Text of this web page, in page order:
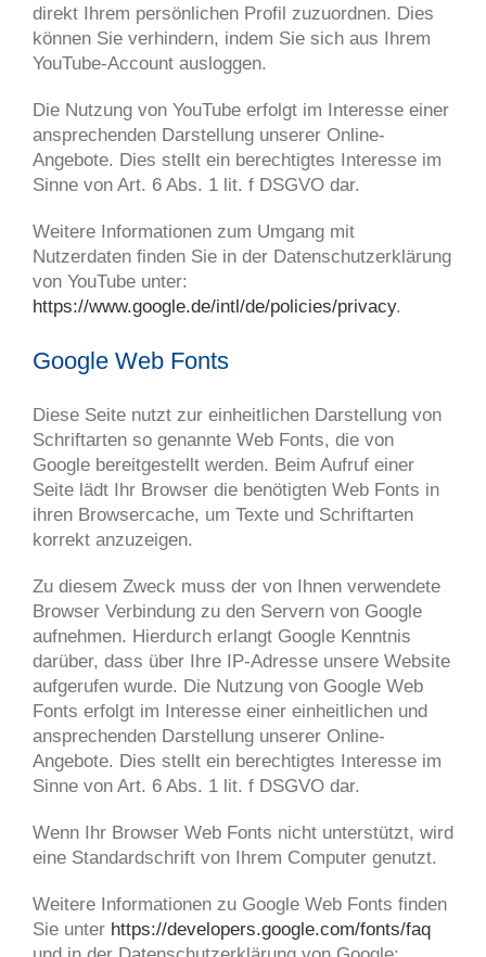
direkt Ihrem persönlichen Profil zuzuordnen. Dies
können Sie verhindern, indem Sie sich aus Ihrem
YouTube-Account ausloggen.
Die Nutzung von YouTube erfolgt im Interesse einer
ansprechenden Darstellung unserer Online-
Angebote. Dies stellt ein berechtigtes Interesse im
Sinne von Art. 6 Abs. 1 lit. f DSGVO dar.
Weitere Informationen zum Umgang mit
Nutzerdaten finden Sie in der Datenschutzerklärung
von YouTube unter:
https://www.google.de/intl/de/policies/privacy.
Google Web Fonts
Diese Seite nutzt zur einheitlichen Darstellung von
Schriftarten so genannte Web Fonts, die von
Google bereitgestellt werden. Beim Aufruf einer
Seite lädt Ihr Browser die benötigten Web Fonts in
ihren Browsercache, um Texte und Schriftarten
korrekt anzuzeigen.
Zu diesem Zweck muss der von Ihnen verwendete
Browser Verbindung zu den Servern von Google
aufnehmen. Hierdurch erlangt Google Kenntnis
darüber, dass über Ihre IP-Adresse unsere Website
aufgerufen wurde. Die Nutzung von Google Web
Fonts erfolgt im Interesse einer einheitlichen und
ansprechenden Darstellung unserer Online-
Angebote. Dies stellt ein berechtigtes Interesse im
Sinne von Art. 6 Abs. 1 lit. f DSGVO dar.
Wenn Ihr Browser Web Fonts nicht unterstützt, wird
eine Standardschrift von Ihrem Computer genutzt.
Weitere Informationen zu Google Web Fonts finden
Sie unter https://developers.google.com/fonts/faq